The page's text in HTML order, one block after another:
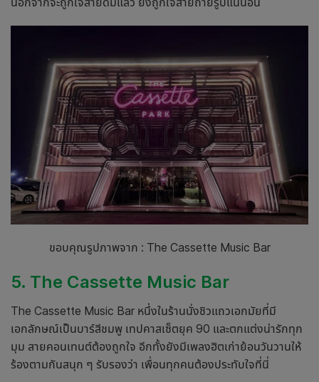
ขอบคุณรูปภาพจาก : The Cassette Music Bar
5. The Cassette Music Bar
The Cassette Music Bar หนึ่งในร้านนั่งชิวแถวเอกมัยที่มี
เอกลักษณ์เป็นบาร์สีชมพู เทปคาสเซ็ตยุค 90 และตกแต่งน่ารักทุก
มุม สายคอนเทนต์ต้องถูกใจ อีกทั้งยังมีเพลงฮิตเก่าย้อนวันวานให้
ร้องตามกันสนุก ๆ รับรองว่า เพื่อนทุกคนต้องประทับใจที่นี่